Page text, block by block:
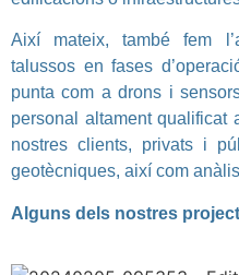
Així mateix, també fem
talussos en fases
punta com a drons i
personal altament qualificat
nostres clients, privats i
geotècniques, així com
Alguns dels nostres